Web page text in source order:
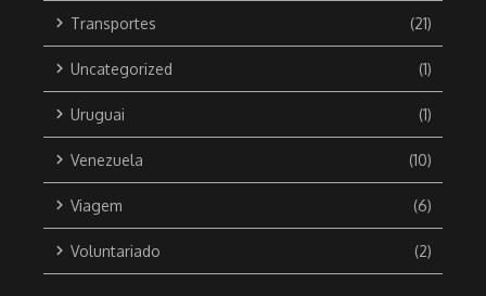
Transportes (21)
Uncategorized (1)
Uruguai (1)
Venezuela (10)
Viagem (6)
Voluntariado (2)